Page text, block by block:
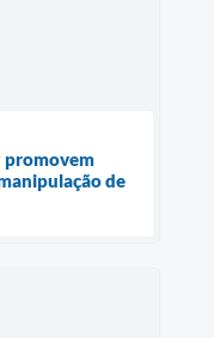
promovem
de